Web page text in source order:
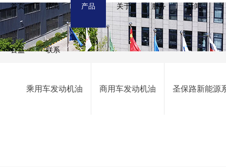
首页 招商 产品 关于 服务 新闻
公益 联系
乘用车发动机油 商用车发动机油 圣保路新能源